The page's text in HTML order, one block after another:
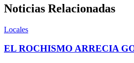
Noticias Relacionadas
Locales
EL ROCHISMO ARRECIA